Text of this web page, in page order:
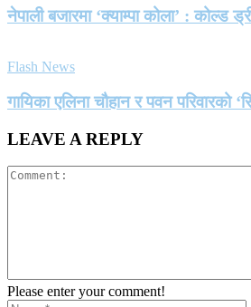
नेपाली बजारमा ‘क्याम्पा कोला’ : कोल्ड
Flash News
गायिका एलिना चौहान र पवन परिवारको
LEAVE A REPLY
Please enter your comment!